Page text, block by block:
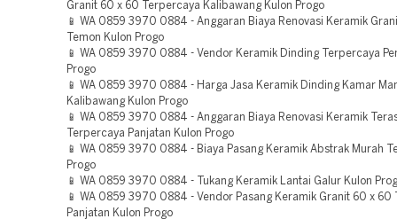
Granit 60 x 60 Terpercaya Kalibawang Kulon Progo
📱 WA 0859 3970 0884 - Anggaran Biaya Renovasi Keramik
Temon Kulon Progo
📱 WA 0859 3970 0884 - Vendor Keramik Dinding Terpercaya
Progo
📱 WA 0859 3970 0884 - Harga Jasa Keramik Dinding Kamar
Kalibawang Kulon Progo
📱 WA 0859 3970 0884 - Anggaran Biaya Renovasi Keramik
Terpercaya Panjatan Kulon Progo
📱 WA 0859 3970 0884 - Biaya Pasang Keramik Abstrak Murah
Progo
📱 WA 0859 3970 0884 - Tukang Keramik Lantai Galur Kulon
📱 WA 0859 3970 0884 - Vendor Pasang Keramik Granit 60 x 60
Panjatan Kulon Progo